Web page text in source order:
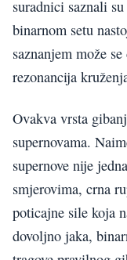
suradnici saznali
binarnom setu
saznanjem može
rezonancija
Ovakva vrsta
supernovama.
supernove nije
smjerovima, crna
poticajne sile koja
dovoljno jaka,